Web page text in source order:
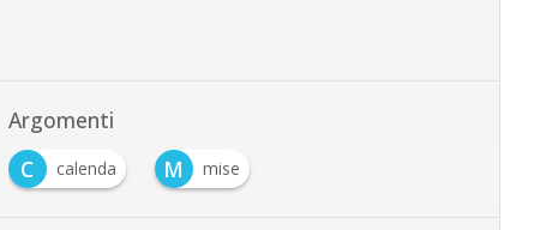
Argomenti
C
calenda M mise